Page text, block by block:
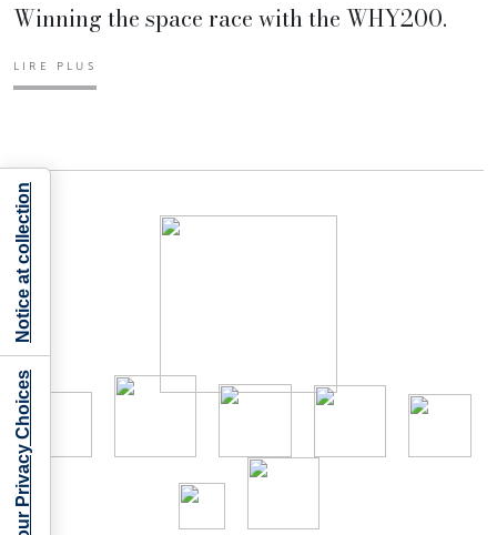
Winning the space race with the WHY200.
LIRE PLUS
Your Privacy Choices
Notice at collection